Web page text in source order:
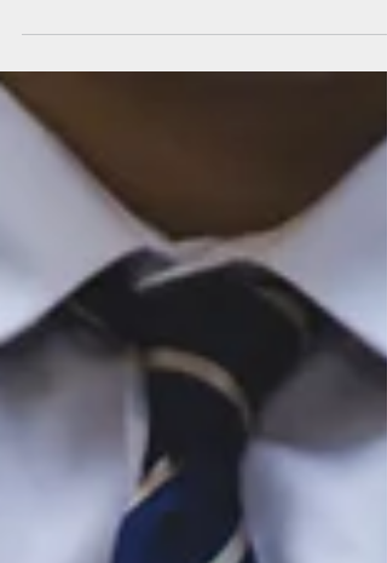
Zähne zeigen, Ladies! Wie uns
unsere Wut weiter bringt
Kürzlich berichtete mir eine Frau, wie sie nach
einem längeren Krankheitsausfall von ihrem
Arbeitgeber von A nach Z und wieder nach A...